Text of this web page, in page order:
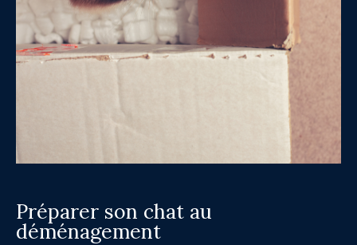
Préparer son chat au
déménagement